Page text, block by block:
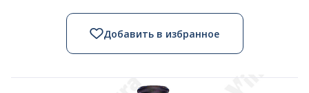
Добавить в избранное